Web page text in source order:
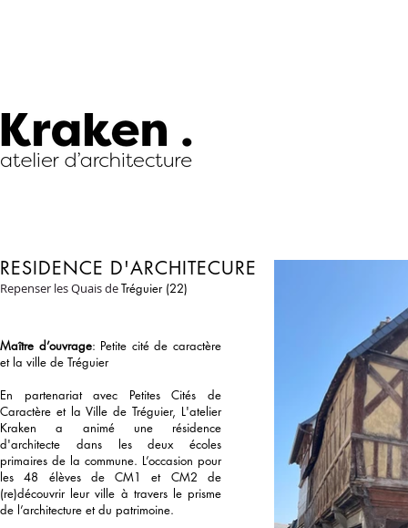
RESIDENCE D'ARCHITECURE
Repenser les Quais deTréguier (22)
Maître d’ouvrage: Petite cité de caractère
et la ville de Tréguier
En partenariat avec Petites Cités de
Caractère et la Ville de Tréguier, L'atelier
Kraken a animé une résidence
d'architecte dans les deux écoles
primaires de la commune. L’occasion pour
les 48 élèves de CM1 et CM2 de
(re)découvrir leur ville à travers le prisme
de l’architecture et du patrimoine.